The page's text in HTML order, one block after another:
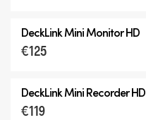
DeckLink Mini Monitor HD
€125
DeckLink Mini Recorder HD
€119